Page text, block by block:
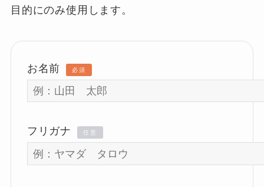
目的にのみ使用します。
お名前 必須
フリガナ 任意